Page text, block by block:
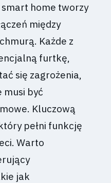
smart home tworzy
między
Każde z
furtkę,
się zagrożenia,
musi być
Kluczową
pełni funkcję
Warto
jak